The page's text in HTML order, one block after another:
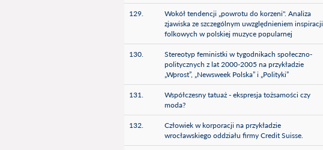
129.
Wokół tendencji „powrotu do korzeni". Analiza
zjawiska ze szczególnym uwzględnieniem inspiracji
folkowych w polskiej muzyce popularnej
130.
Stereotyp feministki w tygodnikach społeczno-
politycznych z lat 2000-2005 na przykładzie
„Wprost”, „Newsweek Polska” i „Polityki”
131.
Współczesny tatuaż - ekspresja tożsamości czy
moda?
132.
Człowiek w korporacji na przykładzie
wrocławskiego oddziału firmy Credit Suisse.